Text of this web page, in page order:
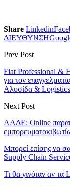
Share Linkedin
ΔΙΕΥΘΥΝΣΗ
Prev Post
Fiat Professional &
για τον
Αλυσίδα & Logistics
Next Post
ΑΑΔΕ: Online
Μπορεί επίσης να
Supply Chain
Τι θα γινόταν αν τα